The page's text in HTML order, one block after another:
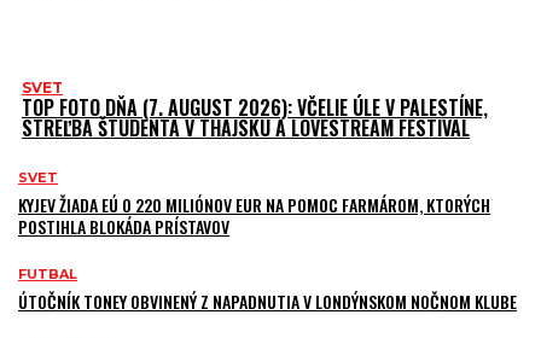
SVET
TOP FOTO DŇA (7. AUGUST 2026): VČELIE ÚLE V PALESTÍNE,
STREĽBA ŠTUDENTA V THAJSKU A LOVESTREAM FESTIVAL
SVET
KYJEV ŽIADA EÚ O 220 MILIÓNOV EUR NA POMOC FARMÁROM, KTORÝCH
POSTIHLA BLOKÁDA PRÍSTAVOV
FUTBAL
ÚTOČNÍK TONEY OBVINENÝ Z NAPADNUTIA V LONDÝNSKOM NOČNOM KLUBE